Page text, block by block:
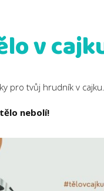
v
pro tvůj hrudník v cajku.
nebolí!